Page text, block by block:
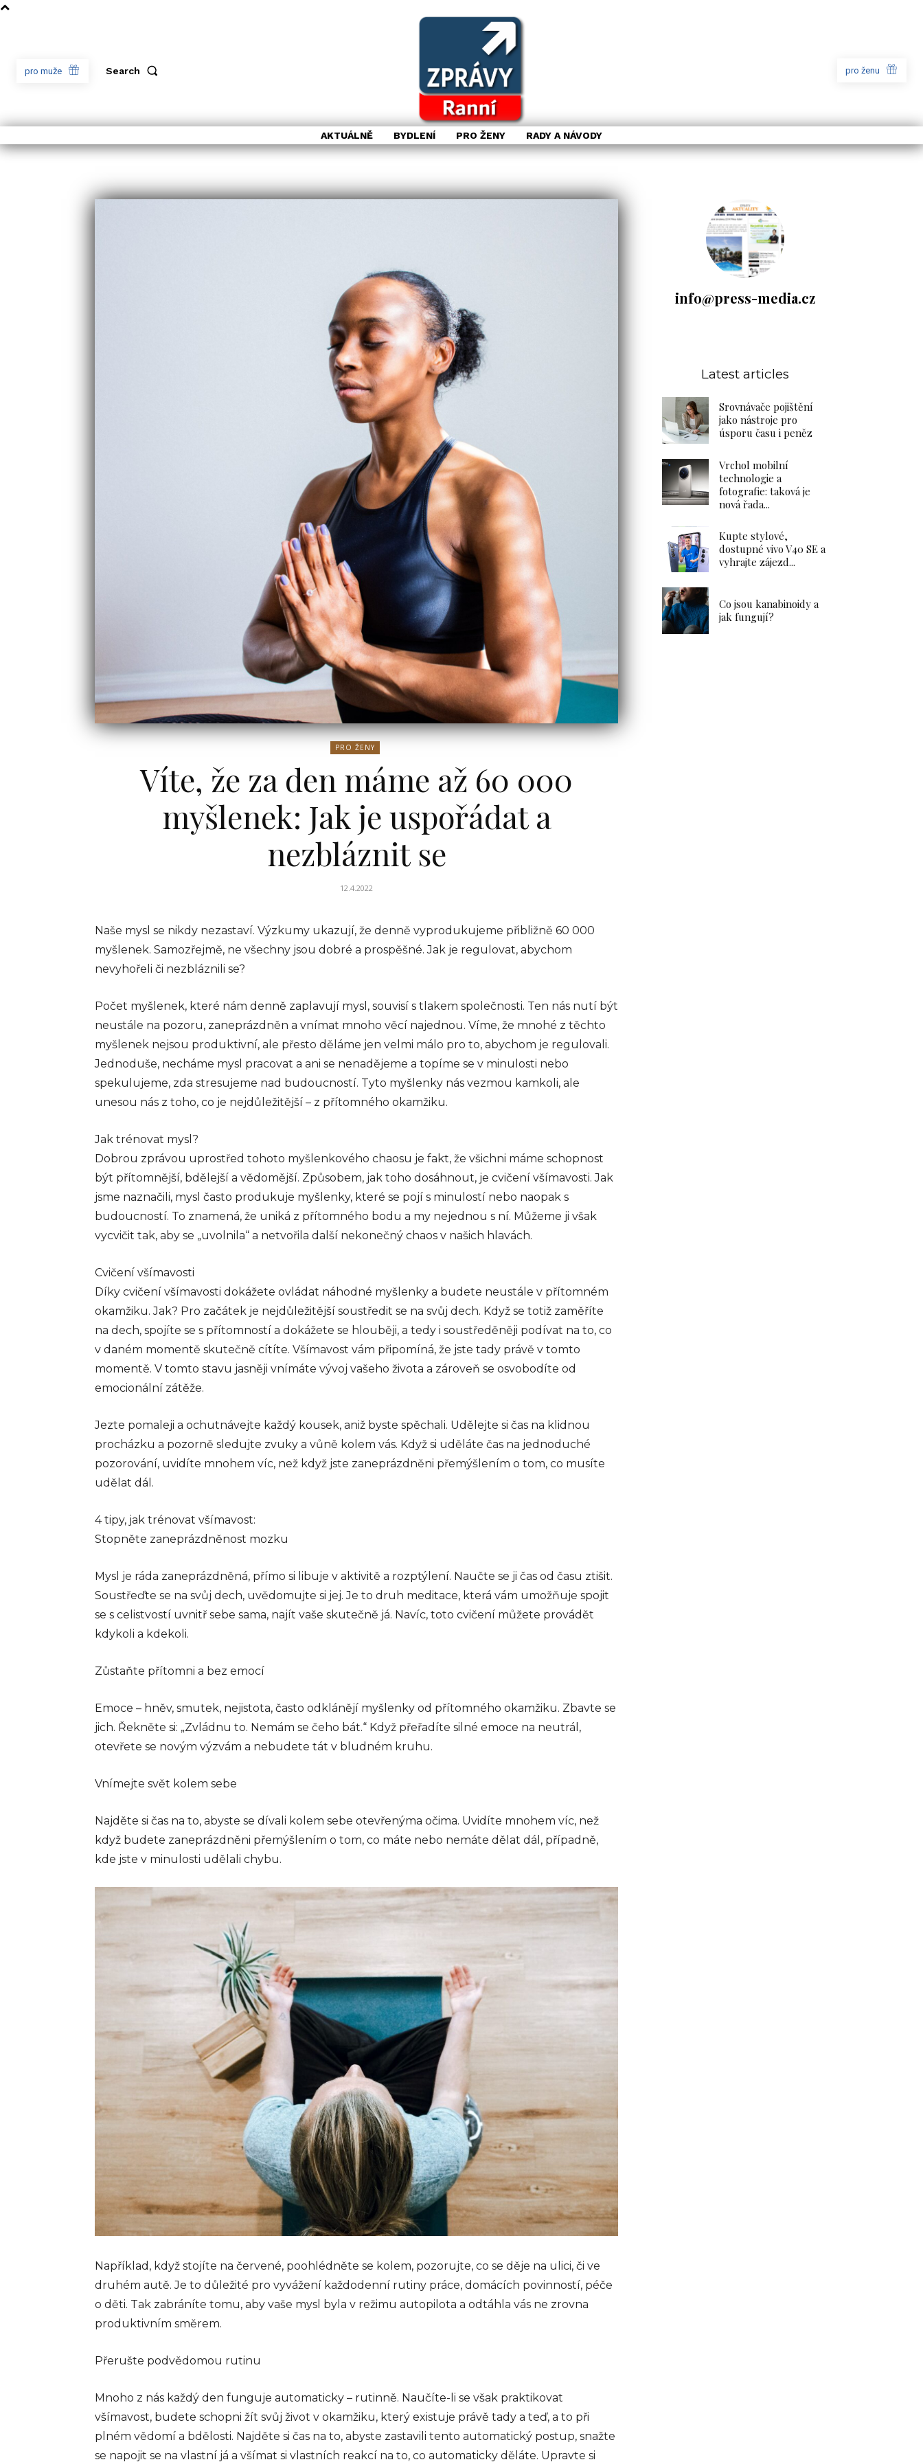
pro muže Search pro ženu
AKTUÁLNĚ BYDLENÍ PRO ŽENY RADY A NÁVODY
PRO ŽENY
Víte, že za den máme až 60 000
myšlenek: Jak je uspořádat a
nezbláznit se
12.4.2022
Naše mysl se nikdy nezastaví. Výzkumy ukazují, že denně vyprodukujeme přibližně 60 000
myšlenek. Samozřejmě, ne všechny jsou dobré a prospěšné. Jak je regulovat, abychom
nevyhořeli či nezbláznili se?
Počet myšlenek, které nám denně zaplavují mysl, souvisí s tlakem společnosti. Ten nás nutí být
neustále na pozoru, zaneprázdněn a vnímat mnoho věcí najednou. Víme, že mnohé z těchto
myšlenek nejsou produktivní, ale přesto děláme jen velmi málo pro to, abychom je regulovali.
Jednoduše, necháme mysl pracovat a ani se nenadějeme a topíme se v minulosti nebo
spekulujeme, zda stresujeme nad budoucností. Tyto myšlenky nás vezmou kamkoli, ale
unesou nás z toho, co je nejdůležitější – z přítomného okamžiku.
Jak trénovat mysl?
Dobrou zprávou uprostřed tohoto myšlenkového chaosu je fakt, že všichni máme schopnost
být přítomnější, bdělejší a vědomější. Způsobem, jak toho dosáhnout, je cvičení všímavosti. Jak
jsme naznačili, mysl často produkuje myšlenky, které se pojí s minulostí nebo naopak s
budoucností. To znamená, že uniká z přítomného bodu a my nejednou s ní. Můžeme ji však
vycvičit tak, aby se „uvolnila“ a netvořila další nekonečný chaos v našich hlavách.
Cvičení všímavosti
Díky cvičení všímavosti dokážete ovládat náhodné myšlenky a budete neustále v přítomném
okamžiku. Jak? Pro začátek je nejdůležitější soustředit se na svůj dech. Když se totiž zaměříte
na dech, spojíte se s přítomností a dokážete se hlouběji, a tedy i soustředěněji podívat na to, co
v daném momentě skutečně cítíte. Všímavost vám připomíná, že jste tady právě v tomto
momentě. V tomto stavu jasněji vnímáte vývoj vašeho života a zároveň se osvobodíte od
emocionální zátěže.
Jezte pomaleji a ochutnávejte každý kousek, aniž byste spěchali. Udělejte si čas na klidnou
procházku a pozorně sledujte zvuky a vůně kolem vás. Když si uděláte čas na jednoduché
pozorování, uvidíte mnohem víc, než když jste zaneprázdněni přemýšlením o tom, co musíte
udělat dál.
4 tipy, jak trénovat všímavost:
Stopněte zaneprázdněnost mozku
Mysl je ráda zaneprázdněná, přímo si libuje v aktivitě a rozptýlení. Naučte se ji čas od času ztišit.
Soustřeďte se na svůj dech, uvědomujte si jej. Je to druh meditace, která vám umožňuje spojit
se s celistvostí uvnitř sebe sama, najít vaše skutečně já. Navíc, toto cvičení můžete provádět
kdykoli a kdekoli.
Zůstaňte přítomni a bez emocí
Emoce – hněv, smutek, nejistota, často odklánějí myšlenky od přítomného okamžiku. Zbavte se
jich. Řekněte si: „Zvládnu to. Nemám se čeho bát.“ Když přeřadíte silné emoce na neutrál,
otevřete se novým výzvám a nebudete tát v bludném kruhu.
Vnímejte svět kolem sebe
Najděte si čas na to, abyste se dívali kolem sebe otevřenýma očima. Uvidíte mnohem víc, než
když budete zaneprázdněni přemýšlením o tom, co máte nebo nemáte dělat dál, případně,
kde jste v minulosti udělali chybu.
Například, když stojíte na červené, poohlédněte se kolem, pozorujte, co se děje na ulici, či ve
druhém autě. Je to důležité pro vyvážení každodenní rutiny práce, domácích povinností, péče
o děti. Tak zabráníte tomu, aby vaše mysl byla v režimu autopilota a odtáhla vás ne zrovna
produktivním směrem.
Přerušte podvědomou rutinu
Mnoho z nás každý den funguje automaticky – rutinně. Naučíte-li se však praktikovat
všímavost, budete schopni žít svůj život v okamžiku, který existuje právě tady a teď, a to při
plném vědomí a bdělosti. Najděte si čas na to, abyste zastavili tento automatický postup, snažte
se napojit se na vlastní já a všímat si vlastních reakcí na to, co automaticky děláte. Upravte si
info@press-media.cz
Latest articles
Srovnávače pojištění
jako nástroje pro
úsporu času i peněz
Vrchol mobilní
technologie a
fotografie: taková je
nová řada...
Kupte stylové,
dostupné vivo V40 SE a
vyhrajte zájezd...
Co jsou kanabinoidy a
jak fungují?